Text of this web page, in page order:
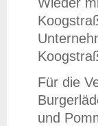
Für die
und